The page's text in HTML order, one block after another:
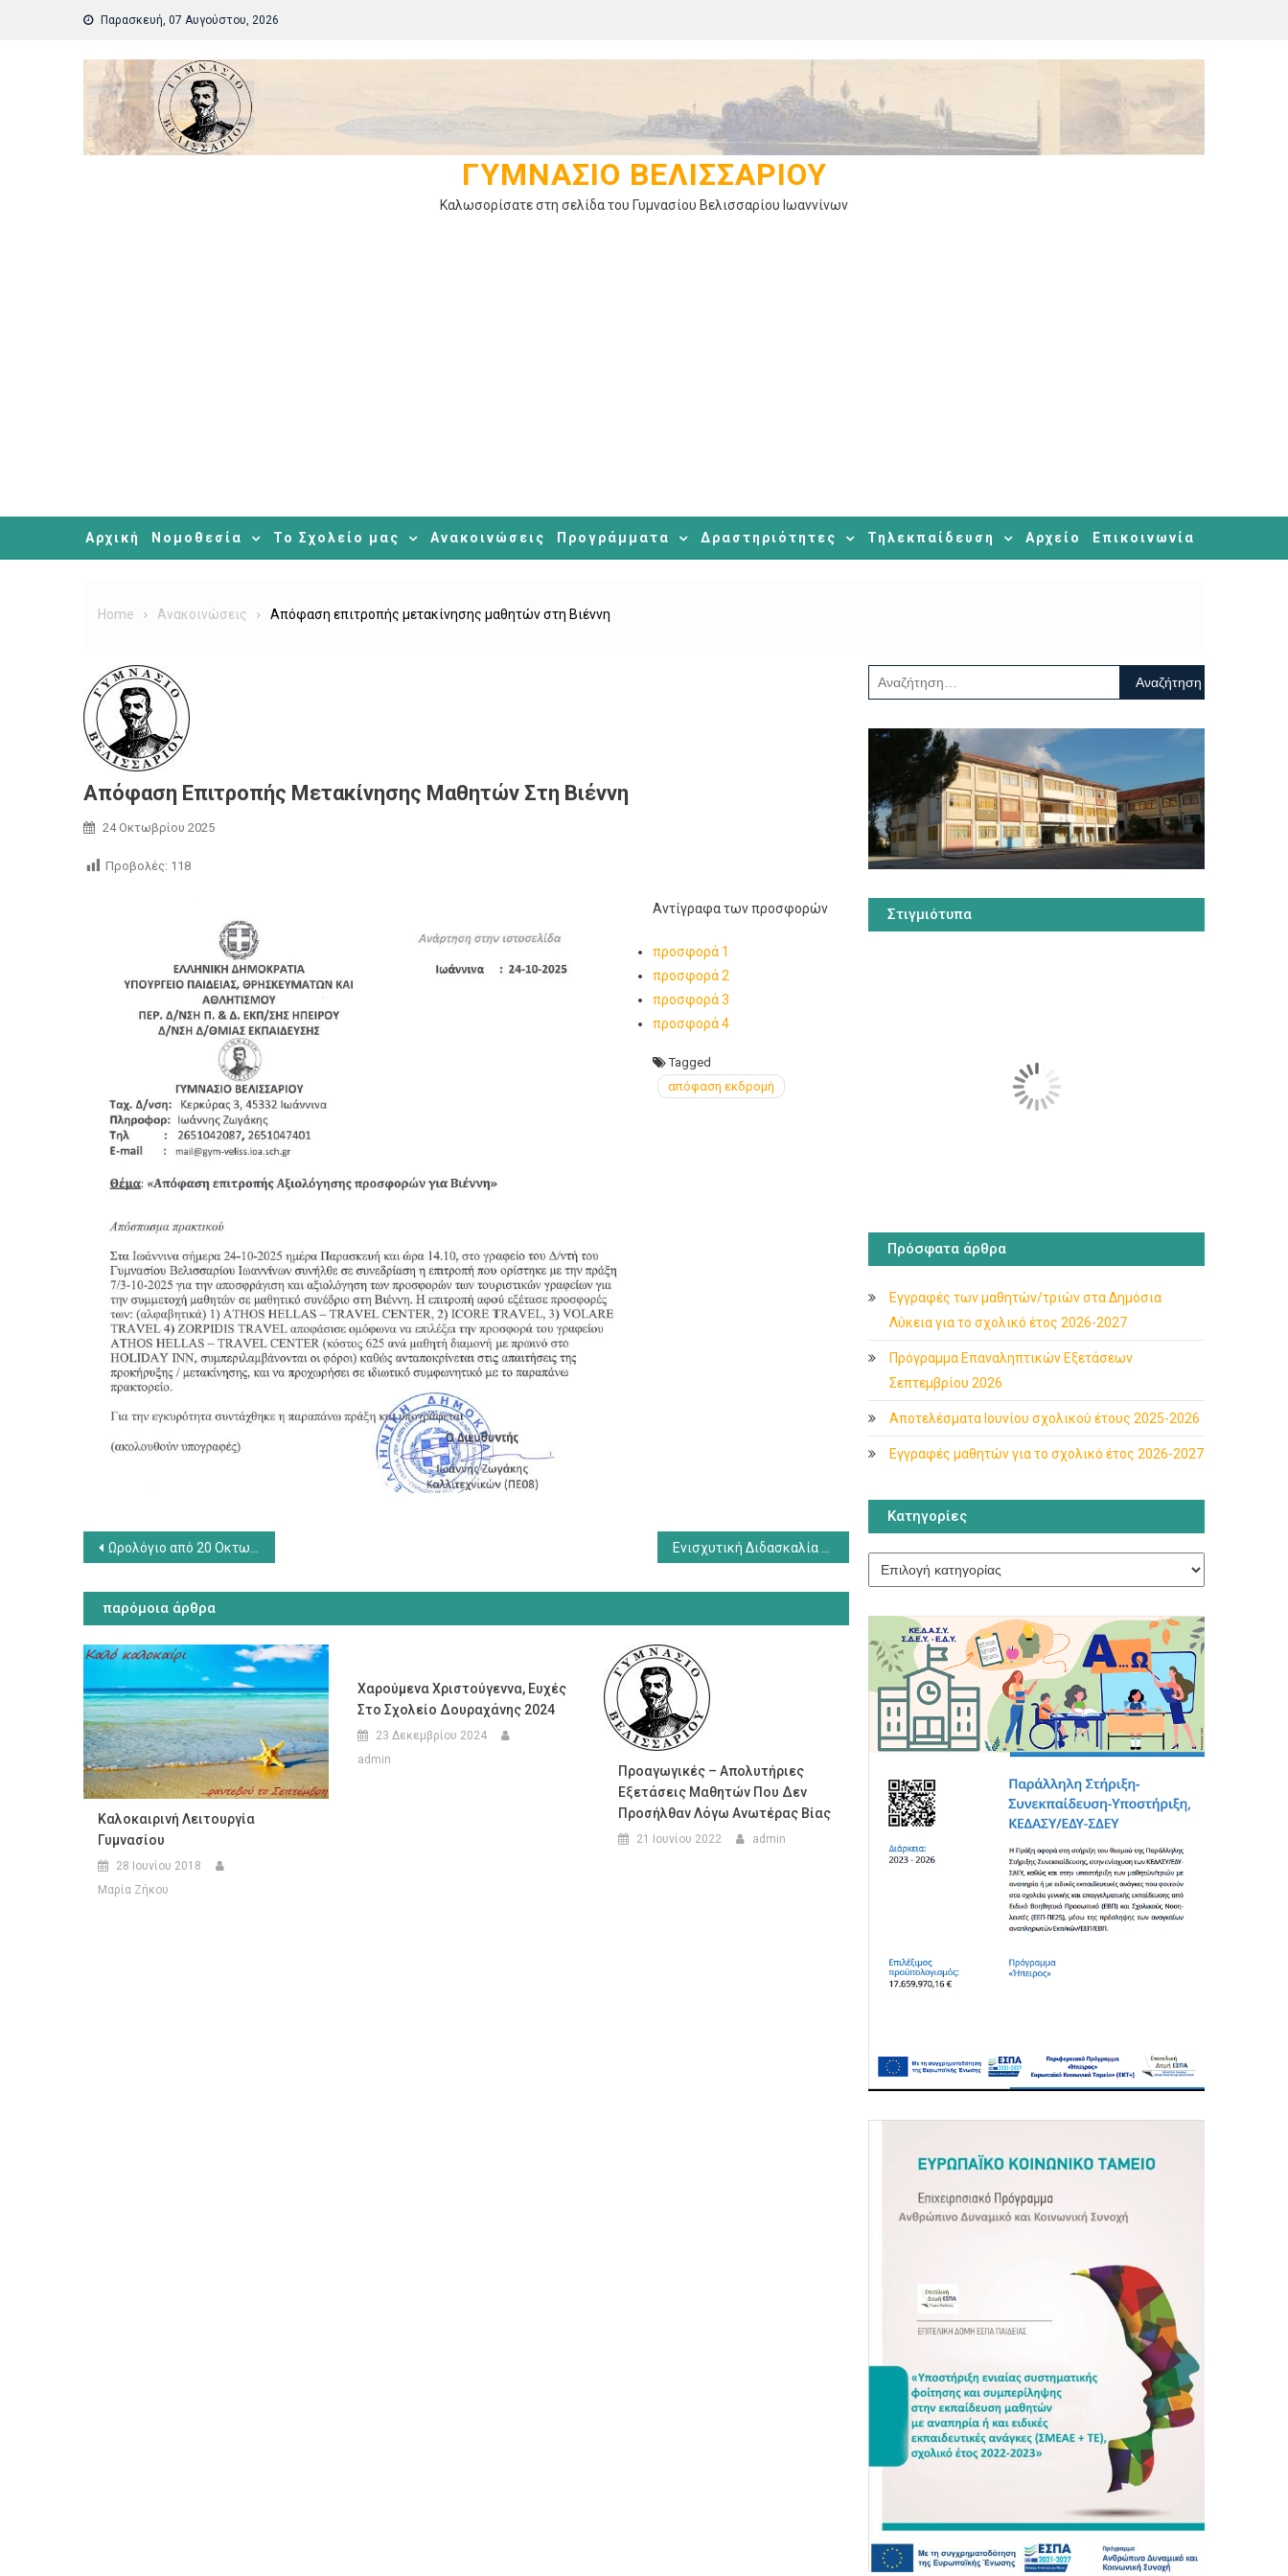
Παρασκευή, 07 Αυγούστου, 2026
ΓΥΜΝΆΣΙΟ ΒΕΛΙΣΣΑΡΊΟΥ
Καλωσορίσατε στη σελίδα του Γυμνασίου Βελισσαρίου Ιωαννίνων
Αρχική Νομοθεσία Το Σχολείο μας Ανακοινώσεις Προγράμματα Δραστηριότητες Τηλεκπαίδευση Αρχείο Επικοινωνία
Home Ανακοινώσεις Απόφαση επιτροπής μετακίνησης μαθητών στη Βιέννη
Απόφαση Επιτροπής Μετακίνησης Μαθητών Στη Βιέννη
24 Οκτωβρίου 2025
Προβολές: 118
Αντίγραφα των προσφορών
προσφορά 1
προσφορά 2
προσφορά 3
προσφορά 4
Tagged
απόφαση εκδρομή
Πλοήγηση
άρθρων
Ωρολόγιο από 20 Οκτωβρίου 2025 Ενισχυτική Διδασκαλία Γυμνασίου, σχολικό έτος 2025-2026
παρόμοια άρθρα
Καλοκαιρινή Λειτουργία
Γυμνασίου
28 Ιουνίου 2018
Μαρία Ζήκου
Χαρούμενα Χριστούγεννα, Ευχές
Στο Σχολείο Δουραχάνης 2024
23 Δεκεμβρίου 2024
admin
Προαγωγικές – Απολυτήριες
Εξετάσεις Μαθητών Που Δεν
Προσήλθαν Λόγω Ανωτέρας Βίας
21 Ιουνίου 2022 admin
Αναζήτηση
για:
Στιγμιότυπα
Πρόσφατα άρθρα
Εγγραφές των μαθητών/τριών στα Δημόσια
Λύκεια για το σχολικό έτος 2026-2027
Πρόγραμμα Επαναληπτικών Εξετάσεων
Σεπτεμβρίου 2026
Αποτελέσματα Ιουνίου σχολικού έτους 2025-2026
Εγγραφές μαθητών για το σχολικό έτος 2026-2027
Κατηγορίες
Κατηγορίες